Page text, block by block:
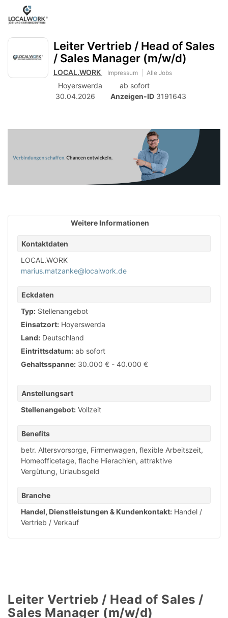
Accessibility
Modus
zur
zum
von
mobilem
aus
Leiter Vertrieb / Head of Sales
/ Sales Manager (m/w/d)
LOCAL.WORK Impressum Alle Jobs
Hoyerswerda
ab sofort
30.04.2026
Anzeigen-ID 3191643
Weitere Informationen
Kontaktdaten
LOCAL.WORK
marius.matzanke@localwork.de
Eckdaten
Typ: Stellenangebot
Einsatzort: Hoyerswerda
Land: Deutschland
Eintrittsdatum: ab sofort
Gehaltsspanne: 30.000 € - 40.000 €
Anstellungsart
Stellenangebot: Vollzeit
Benefits
betr. Altersvorsorge, Firmenwagen, flexible Arbeitszeit,
Homeofficetage, flache Hierachien, attraktive
Vergütung, Urlaubsgeld
Branche
Handel, Dienstleistungen & Kundenkontakt: Handel /
Vertrieb / Verkauf
Leiter Vertrieb / Head of Sales /
Sales Manager (m/w/d)